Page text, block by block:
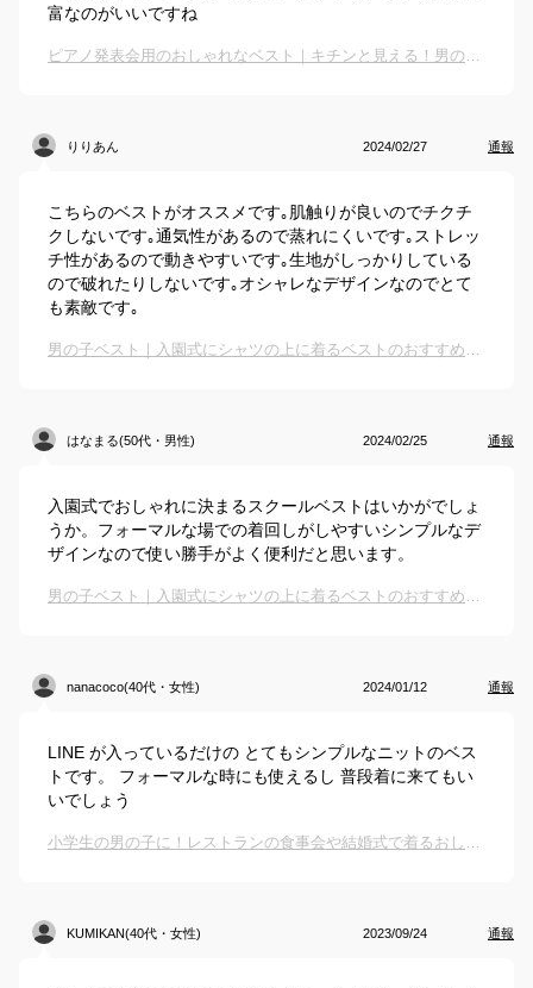
富なのがいいですね
ピアノ発表会用のおしゃれなベスト｜キチンと見える！男の子向けベストのおすすめは？
りりあん 2024/02/27 通報
こちらのベストがオススメです｡肌触りが良いのでチクチ
クしないです｡通気性があるので蒸れにくいです｡ストレッ
チ性があるので動きやすいです｡生地がしっかりしている
ので破れたりしないです｡オシャレなデザインなのでとて
も素敵です｡
男の子ベスト｜入園式にシャツの上に着るベストのおすすめは？
はなまる(50代・男性) 2024/02/25 通報
入園式でおしゃれに決まるスクールベストはいかがでしょ
うか。フォーマルな場での着回しがしやすいシンプルなデ
ザインなので使い勝手がよく便利だと思います。
男の子ベスト｜入園式にシャツの上に着るベストのおすすめは？
nanacoco(40代・女性) 2024/01/12 通報
LINE が入っているだけの とてもシンプルなニットのベス
トです。 フォーマルな時にも使えるし 普段着に来てもい
いでしょう
小学生の男の子に！レストランの食事会や結婚式で着るおしゃれベスト、おすすめは？
KUMIKAN(40代・女性) 2023/09/24 通報